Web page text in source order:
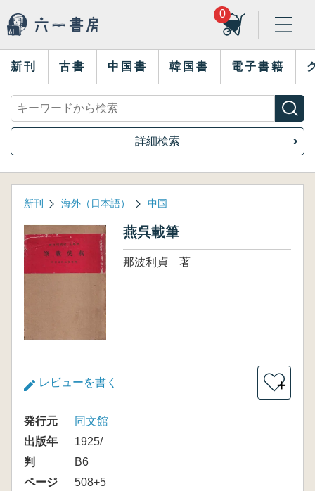
0
新刊 古書 中国書 韓国書 電子書籍
詳細検索
新刊 海外（日本語） 中国
燕呉載筆
那波利貞 著
レビューを書く ＋
発行元
同文館
出版年
1925/
判
B6
ページ
508+5